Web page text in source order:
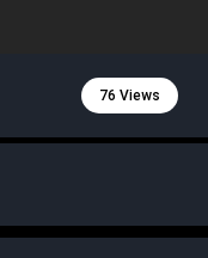
76 Views